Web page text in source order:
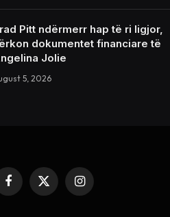
Pitt ndërmerr hap të ri ligjor,
dokumentet financiare të
Jolie
5, 2026
Facebook
X
(Twitter)
Instagram